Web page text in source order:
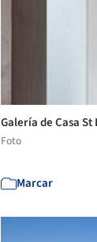
Galería de Casa
Foto
Marcar